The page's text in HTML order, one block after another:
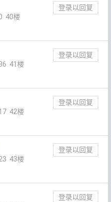
登录以回复
40楼
登录以回复
41楼
登录以回复
42楼
登录以回复
43楼
登录以回复